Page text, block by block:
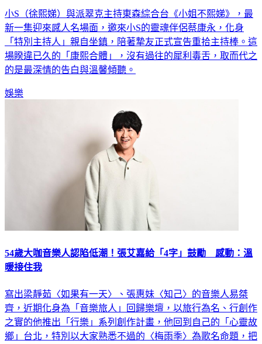
小S（徐熙娣）與派翠克主持東森綜合台《小姐不熙娣》，最
新一集迎來感人名場面，邀來小S的靈魂伴侶蔡康永，化身
「特別主持人」親自坐鎮，陪著摯友正式宣告重拾主持棒。這
場睽違已久的「康熙合體」，沒有過往的犀利毒舌，取而代之
的是最深情的告白與溫馨傾聽。
娛樂
54歲大咖音樂人認陷低潮！張艾嘉給「4字」鼓勵 感動：溫
暖接住我
寫出梁靜茹〈如果有一天〉、張惠妹〈知己〉的音樂人易桀
齊，近期化身為「音樂旅人」回歸樂壇，以旅行為名、行創作
之實的他推出「行樂」系列創作計畫，他回到自己的「心靈故
鄉」台北，特別以大家熟悉不過的〈梅雨季〉為歌名命題，把